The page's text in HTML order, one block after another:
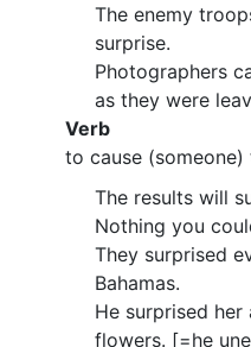
The enemy
surprise.
Photographers
as they were
Verb
to cause
The results will
Nothing you
They surprised
Bahamas.
He surprised
flowers. [=he